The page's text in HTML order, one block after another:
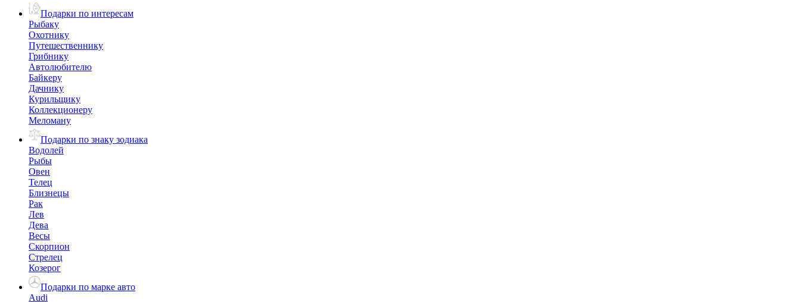
Подарки по интересам
Рыбаку
Охотнику
Путешественнику
Грибнику
Автолюбителю
Байкеру
Дачнику
Курильщику
Коллекционеру
Меломану
Подарки по знаку зодиака
Водолей
Рыбы
Овен
Телец
Близнецы
Рак
Лев
Дева
Весы
Скорпион
Стрелец
Козерог
Подарки по марке авто
Audi